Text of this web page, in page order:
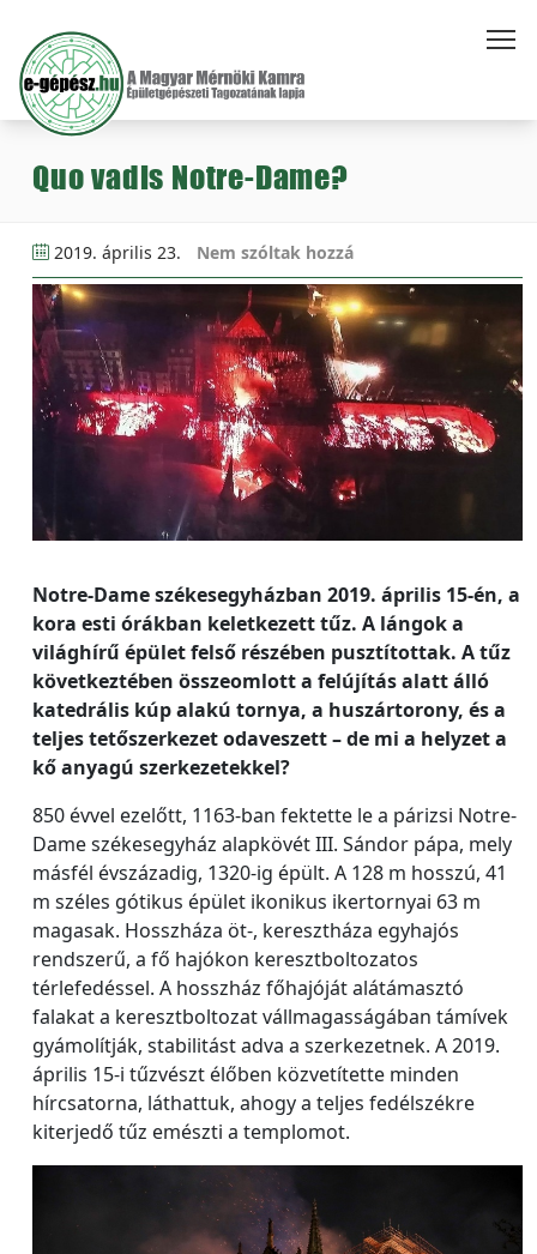
Quo vadis Notre-Dame?
2019. április 23. Nem szóltak hozzá
Notre-Dame székesegyházban 2019. április 15-én, a
kora esti órákban keletkezett tűz. A lángok a
világhírű épület felső részében pusztítottak. A tűz
következtében összeomlott a felújítás alatt álló
katedrális kúp alakú tornya, a huszártorony, és a
teljes tetőszerkezet odaveszett – de mi a helyzet a
kő anyagú szerkezetekkel?
850 évvel ezelőtt, 1163-ban fektette le a párizsi Notre-
Dame székesegyház alapkövét III. Sándor pápa, mely
másfél évszázadig, 1320-ig épült. A 128 m hosszú, 41
m széles gótikus épület ikonikus ikertornyai 63 m
magasak. Hosszháza öt-, keresztháza egyhajós
rendszerű, a fő hajókon keresztboltozatos
térlefedéssel. A hosszház főhajóját alátámasztó
falakat a keresztboltozat vállmagasságában támívek
gyámolítják, stabilitást adva a szerkezetnek. A 2019.
április 15-i tűzvészt élőben közvetítette minden
hírcsatorna, láthattuk, ahogy a teljes fedélszékre
kiterjedő tűz emészti a templomot.